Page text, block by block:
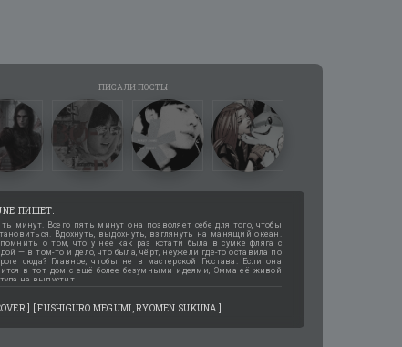
минут. Всего пять минут она позволяет себе для того, чтобы
Вдохнуть, выдохнуть, взглянуть на манящий океан.
о том, что у неё как раз кстати была в сумке фляга с
— в том-то и дело, что была, чёрт, неужели где-то оставила по
сюда? Главное, чтобы не в мастерской Гюстава. Если она
в тот дом с ещё более безумными идеями, Эмма её живой
не выпустит.
] [ FUSHIGURO MEGUMI, RYOMEN SUKUNA ]